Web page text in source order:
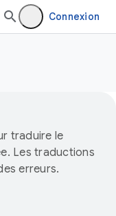
Connexion
traduire le
Les traductions
erreurs.